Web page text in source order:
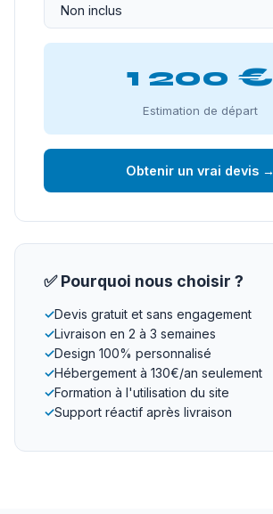
1 200 €
Estimation de départ
Obtenir un vrai devis →
✅ Pourquoi nous choisir ?
✓Devis gratuit et sans engagement
✓Livraison en 2 à 3 semaines
✓Design 100% personnalisé
✓Hébergement à 130€/an seulement
✓Formation à l'utilisation du site
✓Support réactif après livraison